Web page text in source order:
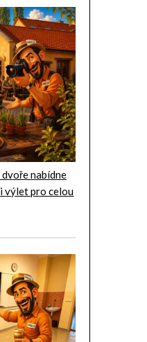
nabídne
výlet pro celou